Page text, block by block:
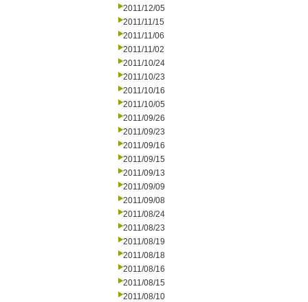
2011/12/05
2011/11/15
2011/11/06
2011/11/02
2011/10/24
2011/10/23
2011/10/16
2011/10/05
2011/09/26
2011/09/23
2011/09/16
2011/09/15
2011/09/13
2011/09/09
2011/09/08
2011/08/24
2011/08/23
2011/08/19
2011/08/18
2011/08/16
2011/08/15
2011/08/10